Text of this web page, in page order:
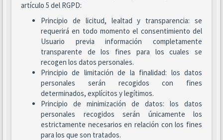
artículo 5 del RGPD:
Principio de licitud, lealtad y transparencia: se
requerirá en todo momento el consentimiento del
Usuario previa información completamente
transparente de los fines para los cuales se
recogen los datos personales.
Principio de limitación de la finalidad: los datos
personales serán recogidos con fines
determinados, explícitos y legítimos.
Principio de minimización de datos: los datos
personales recogidos serán únicamente los
estrictamente necesarios en relación con los fines
para los que son tratados.